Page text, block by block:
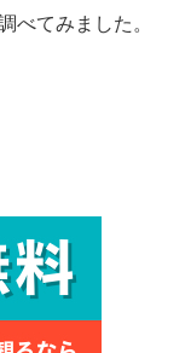
べてみました。